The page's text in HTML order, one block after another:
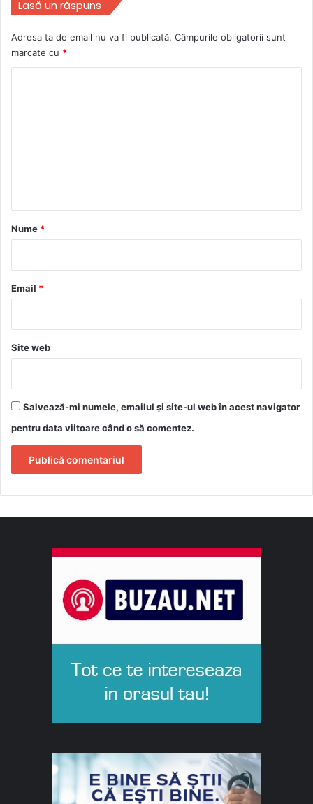
Lasă un răspuns
Adresa ta de email nu va fi publicată. Câmpurile obligatorii sunt
marcate cu *
r
*
Nume *
Email *
Site web
Salvează-mi numele, emailul și site-ul web în acest navigator
pentru data viitoare când o să comentez.